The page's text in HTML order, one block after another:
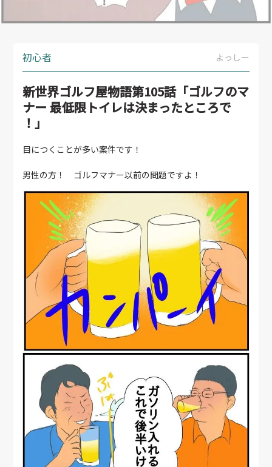
初心者 よっしー
新世界ゴルフ屋物語第105話「ゴルフのマ
ナー 最低限トイレは決まったところで
！」
目につくことが多い案件です！
男性の方！ ゴルフマナー以前の問題ですよ！